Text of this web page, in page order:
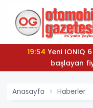
19:54
başlayan
Anasayfa Haberler